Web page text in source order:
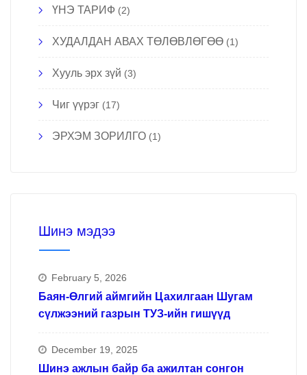
ҮНЭ ТАРИФ (2)
ХУДАЛДАН АВАХ ТӨЛӨВЛӨГӨӨ (1)
Хууль эрх зүй (3)
Чиг үүрэг (17)
ЭРХЭМ ЗОРИЛГО (1)
Шинэ мэдээ
February 5, 2026
Баян-Өлгий аймгийн Цахилгаан Шугам
сүлжээний газрын ТУЗ-ийн гишүүд
December 19, 2025
Шинэ ажлын байр ба ажилтан сонгон